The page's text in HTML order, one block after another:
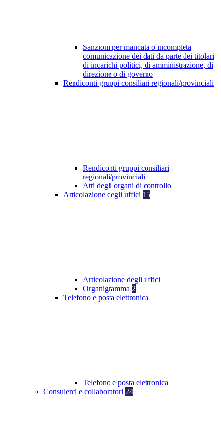
Sanzioni per mancata o incompleta
comunicazione dei dati da parte dei titolari
di incarichi politici, di amministrazione, di
direzione o di governo
Rendiconti gruppi consiliari regionali/provinciali
Rendiconti gruppi consiliari
regionali/provinciali
Atti degli organi di controllo
Articolazione degli uffici 15
Articolazione degli uffici
Organigramma 2
Telefono e posta elettronica
Telefono e posta elettronica
Consulenti e collaboratori 24